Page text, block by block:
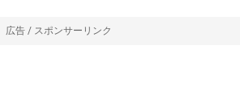
広告 / スポンサーリンク